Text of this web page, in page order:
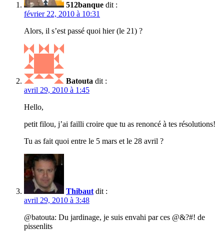
512banque dit :
février 22, 2010 à 10:31
Alors, il s’est passé quoi hier (le 21) ?
Batouta dit :
avril 29, 2010 à 1:45
Hello,
petit filou, j’ai failli croire que tu as renoncé à tes résolutions!
Tu as fait quoi entre le 5 mars et le 28 avril ?
Thibaut dit :
avril 29, 2010 à 3:48
@batouta: Du jardinage, je suis envahi par ces @&?#! de
pissenlits